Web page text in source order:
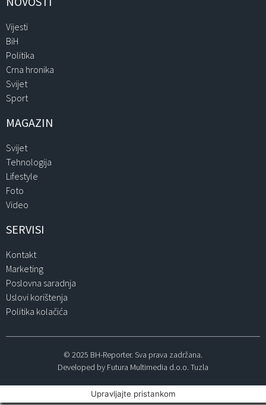
Vijesti
BiH
Politika
Crna hronika
Svijet
Sport
MAGAZIN
Svijet
Tehnologija
Lifestyle
Foto
Video
SERVISI
Kontakt
Marketing
Poslovna saradnja
Uslovi korištenja
Politika kolačića
© 2025 BH-Reporter. Sva prava zadržana.
Developed by Futura Multimedia d.o.o. Tuzla
Upravljajte pristankom